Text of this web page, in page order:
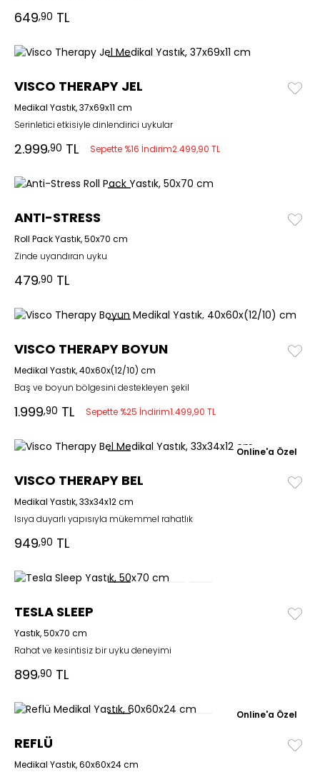
649,90 TL
VISCO THERAPY JEL
Medikal Yastık, 37x69x11 cm
Serinletici etkisiyle dinlendirici uykular
2.999,90 TL Sepette %16 İndirim2.499,90 TL
ANTI-STRESS
Roll Pack Yastık, 50x70 cm
Zinde uyandıran uyku
479,90 TL
VISCO THERAPY BOYUN
Medikal Yastık, 40x60x(12/10) cm
Baş ve boyun bölgesini destekleyen şekil
1.999,90 TL Sepette %25 İndirim1.499,90 TL
Online'a Özel
VISCO THERAPY BEL
Medikal Yastık, 33x34x12 cm
Isıya duyarlı yapısıyla mükemmel rahatlık
949,90 TL
TESLA SLEEP
Yastık, 50x70 cm
Rahat ve kesintisiz bir uyku deneyimi
899,90 TL
Online'a Özel
REFLÜ
Medikal Yastık, 60x60x24 cm